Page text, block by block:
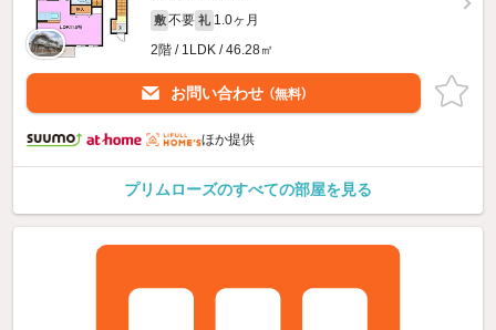
敷 不要 礼 1.0ヶ月
2階 / 1LDK / 46.28㎡
お問い合わせ （無料）
ほか提供
プリムローズのすべての部屋を見る